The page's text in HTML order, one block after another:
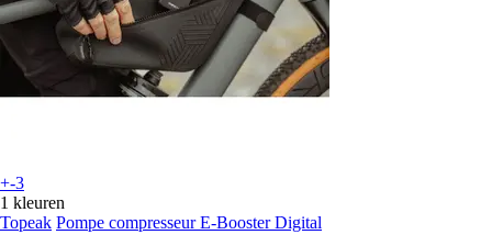
+-3
1 kleuren
Topeak Pompe compresseur E-Booster Digital